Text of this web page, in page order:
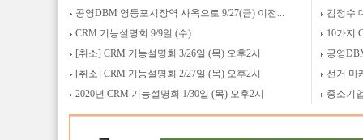
공영DBM 영등포시장역 사옥으로 9/27(금) 이전...
CRM 기능설명회 9/9일 (수)
[취소] CRM 기능설명회 3/26일 (목) 오후2시
[취소] CRM 기능설명회 2/27일 (목) 오후2시
2020년 CRM 기능설명회 1/30일 (목) 오후2시
김정수
10가지
공영
선거 마
중소기